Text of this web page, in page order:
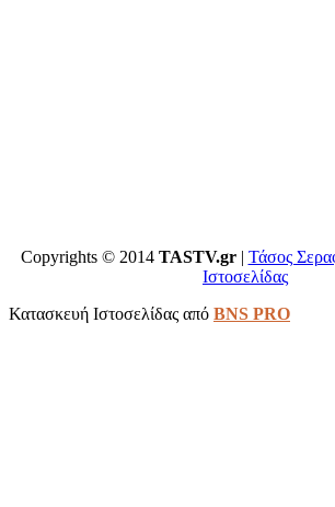
Copyrights © 2014 TASTV.gr| Τάσος
Ιστοσελίδας
Κατασκευή Ιστοσελίδας από BNS PRO